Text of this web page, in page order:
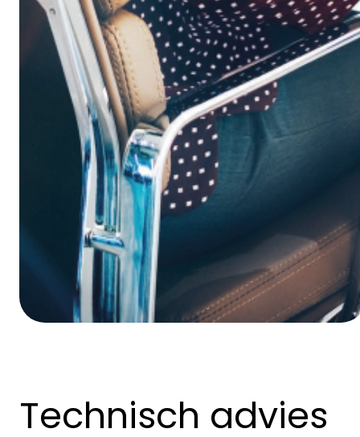
Technisch advies